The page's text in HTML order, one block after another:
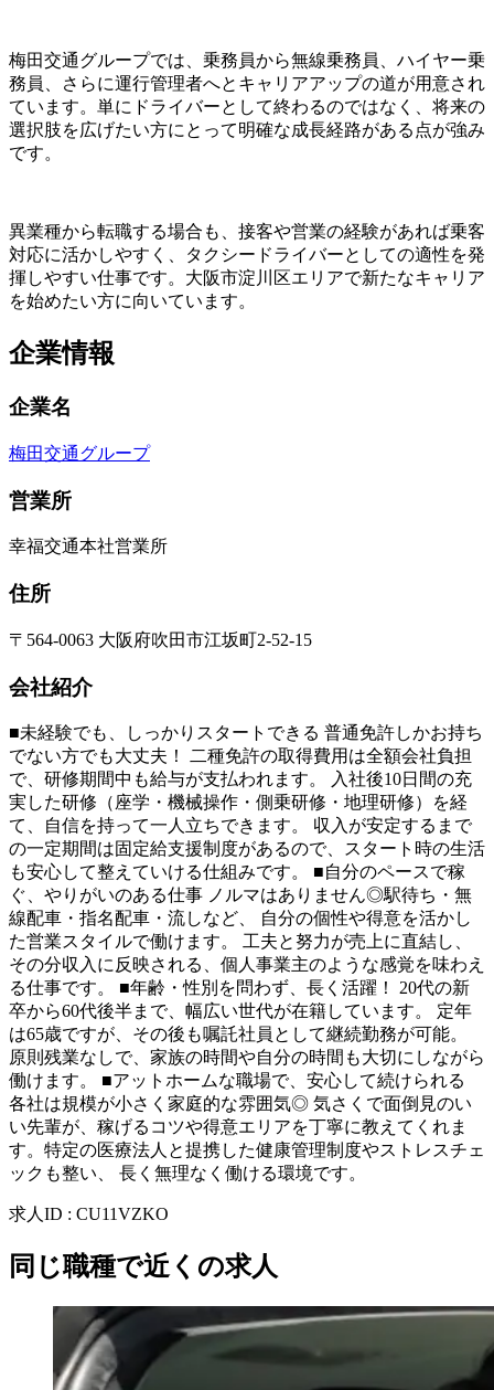
梅田交通グループでは、乗務員から無線乗務員、ハイヤー乗
務員、さらに運行管理者へとキャリアアップの道が用意され
ています。単にドライバーとして終わるのではなく、将来の
選択肢を広げたい方にとって明確な成長経路がある点が強み
です。
異業種から転職する場合も、接客や営業の経験があれば乗客
対応に活かしやすく、タクシードライバーとしての適性を発
揮しやすい仕事です。大阪市淀川区エリアで新たなキャリア
を始めたい方に向いています。
企業情報
企業名
梅田交通グループ
営業所
幸福交通本社営業所
住所
〒564-0063 大阪府吹田市江坂町2-52-15
会社紹介
■未経験でも、しっかりスタートできる 普通免許しかお持ち
でない方でも大丈夫！ 二種免許の取得費用は全額会社負担
で、研修期間中も給与が支払われます。 入社後10日間の充
実した研修（座学・機械操作・側乗研修・地理研修）を経
て、自信を持って一人立ちできます。 収入が安定するまで
の一定期間は固定給支援制度があるので、スタート時の生活
も安心して整えていける仕組みです。 ■自分のペースで稼
ぐ、やりがいのある仕事 ノルマはありません◎駅待ち・無
線配車・指名配車・流しなど、 自分の個性や得意を活かし
た営業スタイルで働けます。 工夫と努力が売上に直結し、
その分収入に反映される、個人事業主のような感覚を味わえ
る仕事です。 ■年齢・性別を問わず、長く活躍！ 20代の新
卒から60代後半まで、幅広い世代が在籍しています。 定年
は65歳ですが、その後も嘱託社員として継続勤務が可能。
原則残業なしで、家族の時間や自分の時間も大切にしながら
働けます。 ■アットホームな職場で、安心して続けられる
各社は規模が小さく家庭的な雰囲気◎ 気さくで面倒見のい
い先輩が、稼げるコツや得意エリアを丁寧に教えてくれま
す。特定の医療法人と提携した健康管理制度やストレスチェ
ックも整い、 長く無理なく働ける環境です。
求人ID : CU11VZKO
同じ職種で近くの求人